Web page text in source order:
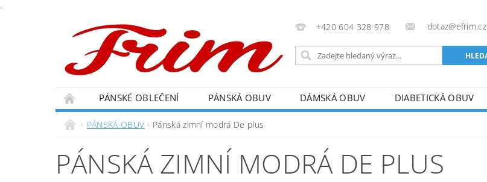
.
+420 604 328 978 dotaz@efrim.cz
PÁNSKÉ OBLEČENÍ PÁNSKÁ OBUV DÁMSKÁ OBUV DIABETICKÁ OBUV
PÁNSKÁ OBUV Pánská zimní modrá De plus
PÁNSKÁ ZIMNÍ MODRÁ DE PLUS